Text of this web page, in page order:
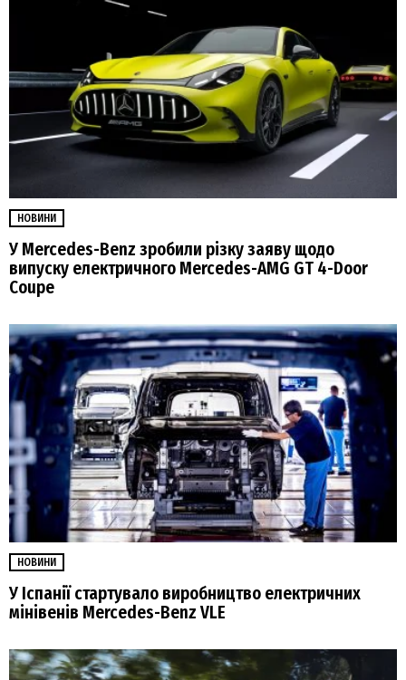
НОВИНИ
У Mercedes-Benz зробили різку заяву щодо
випуску електричного Mercedes-AMG GT 4-Door
Coupe
НОВИНИ
У Іспанії стартувало виробництво електричних
мінівенів Mercedes-Benz VLE